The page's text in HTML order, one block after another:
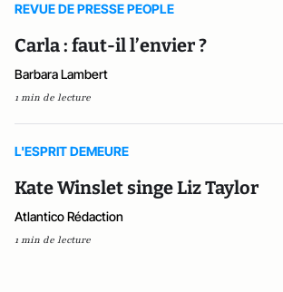
REVUE DE PRESSE PEOPLE
Carla : faut-il l’envier ?
Barbara Lambert
1 min de lecture
L'ESPRIT DEMEURE
Kate Winslet singe Liz Taylor
Atlantico Rédaction
1 min de lecture